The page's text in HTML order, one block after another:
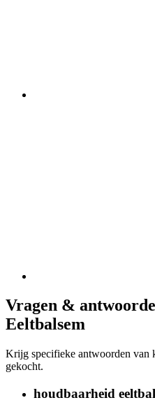
Vragen &
Eeltbalsem
Krijg specifieke antwoorden van
gekocht.
houdbaarheid